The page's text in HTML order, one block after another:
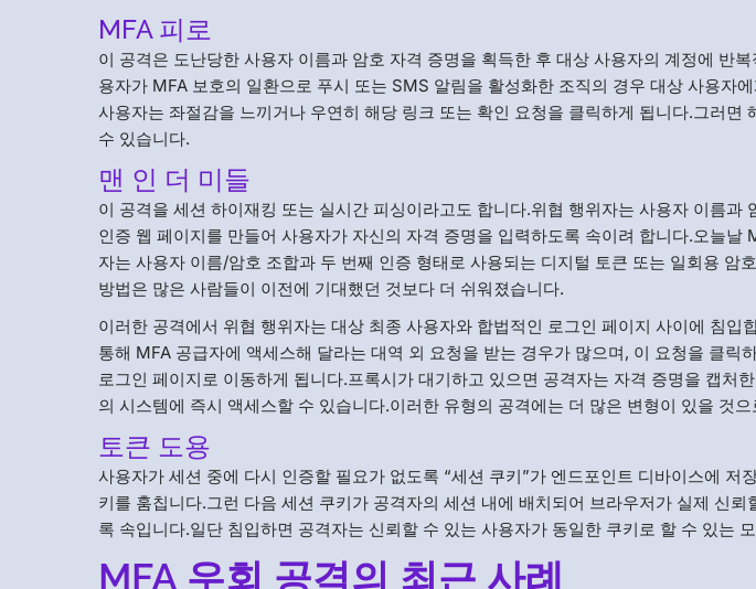
MFA 피로
이 공격은 도난당한 사용자 이름과 암호 자격 증명을 획득한 후 대상 사용자의 계정에 반
용자가 MFA 보호의 일환으로 푸시 또는 SMS 알림을 활성화한 조직의 경우 대상 사용자
사용자는 좌절감을 느끼거나 우연히 해당 링크 또는 확인 요청을 클릭하게 됩니다.그러면
수 있습니다.
맨 인 더 미들
이 공격을 세션 하이재킹 또는 실시간 피싱이라고도 합니다.위협 행위자는 사용자 이름과
인증 웹 페이지를 만들어 사용자가 자신의 자격 증명을 입력하도록 속이려 합니다.오늘날
자는 사용자 이름/암호 조합과 두 번째 인증 형태로 사용되는 디지털 토큰 또는 일회용 암
방법은 많은 사람들이 이전에 기대했던 것보다 더 쉬워졌습니다.
이러한 공격에서 위협 행위자는 대상 최종 사용자와 합법적인 로그인 페이지 사이에 침입
통해 MFA 공급자에 액세스해 달라는 대역 외 요청을 받는 경우가 많으며, 이 요청을 클릭
로그인 페이지로 이동하게 됩니다.프록시가 대기하고 있으면 공격자는 자격 증명을 캡처
의 시스템에 즉시 액세스할 수 있습니다.이러한 유형의 공격에는 더 많은 변형이 있을 것
토큰 도용
사용자가 세션 중에 다시 인증할 필요가 없도록 “세션 쿠키”가 엔드포인트 디바이스에 저
키를 훔칩니다.그런 다음 세션 쿠키가 공격자의 세션 내에 배치되어 브라우저가 실제 신
록 속입니다.일단 침입하면 공격자는 신뢰할 수 있는 사용자가 동일한 쿠키로 할 수 있는
MFA 우회 공격의 최근 사례